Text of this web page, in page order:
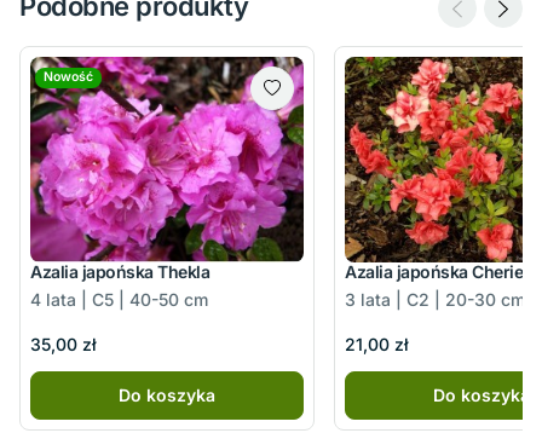
Nowość
Azalia japońska Thekla
4 lata | C5 | 40-50 cm
35,00 zł
Do koszyka
Azalia japońska Cherie
3 lata | C2 | 20-30 cm
21,00 zł
Do koszyka